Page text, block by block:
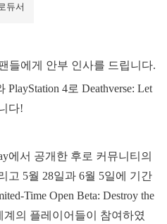
듀서
들에게 안부 인사를 드립니다.
PlayStation 4로 Deathverse: Let
다!
에서 공개한 후로 커뮤니티의
고 5월 28일과 6월 5일에 기간
Time Open Beta: Destroy the
계의 플레이어들이 참여하였